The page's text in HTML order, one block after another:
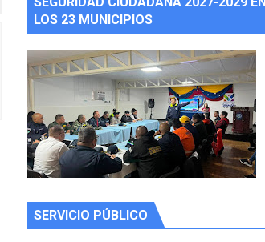
LOS 23 MUNICIPIOS
SERVICIO PÚBLICO